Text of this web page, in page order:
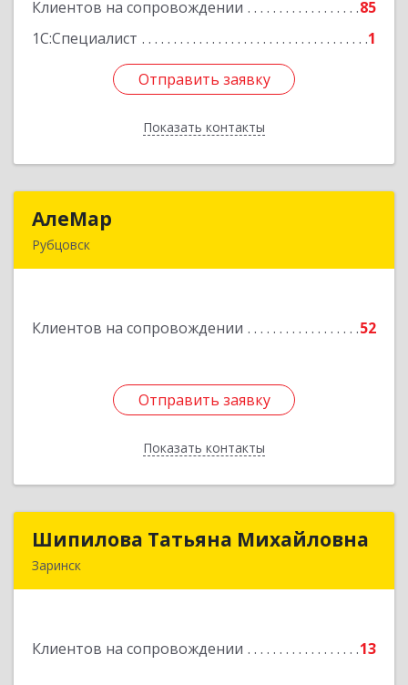
Клиентов на сопровождении
85
1С:Специалист
1
Отправить заявку
Показать контакты
Подробнее
Отправить заявку
Назад
АлеМар
Рубцовск
Клиентов на сопровождении 52
Отправить заявку
Показать контакты
Подробнее
Отправить заявку
Назад
Шипилова Татьяна Михайловна
Заринск
Клиентов на сопровождении 13
Шипилова Татьяна Михайловна